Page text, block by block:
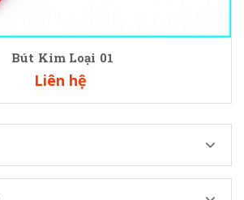
Bút Kim Loại 01
Liên hệ